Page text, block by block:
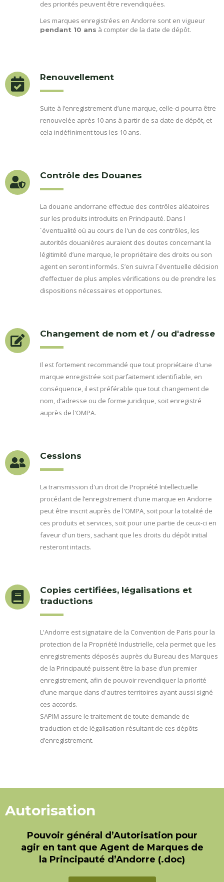
des priorités peuvent être revendiquées.
Les marques enregistrées en Andorre sont en vigueur
pendant 10 ans à compter de la date de dépôt.
Renouvellement
Suite à l’enregistrement d’une marque, celle-ci pourra être
renouvelée après 10 ans à partir de sa date de dépôt, et
cela indéfiniment tous les 10 ans.
Contrôle des Douanes
La douane andorrane effectue des contrôles aléatoires
sur les produits introduits en Principauté. Dans l
´éventualité où au cours de l'un de ces contrôles, les
autorités douanières auraient des doutes concernant la
légitimité d’une marque, le propriétaire des droits ou son
agent en seront informés. S’en suivra l´éventuelle décision
d’effectuer de plus amples vérifications ou de prendre les
dispositions nécessaires et opportunes.
Changement de nom et / ou d'adresse
Il est fortement recommandé que tout propriétaire d'une
marque enregistrée soit parfaitement identifiable, en
conséquence, il est préférable que tout changement de
nom, d’adresse ou de forme juridique, soit enregistré
auprès de l'OMPA.
Cessions
La transmission d'un droit de Propriété Intellectuelle
procédant de l’enregistrement d’une marque en Andorre
peut être inscrit auprès de l'OMPA, soit pour la totalité de
ces produits et services, soit pour une partie de ceux-ci en
faveur d'un tiers, sachant que les droits du dépôt initial
resteront intacts.
Copies certifiées, légalisations et
traductions
L'Andorre est signataire de la Convention de Paris pour la
protection de la Propriété Industrielle, cela permet que les
enregistrements déposés auprès du Bureau des Marques
de la Principauté puissent être la base d’un premier
enregistrement, afin de pouvoir revendiquer la priorité
d’une marque dans d'autres territoires ayant aussi signé
ces accords.
SAPIM assure le traitement de toute demande de
traduction et de légalisation résultant de ces dépôts
d’enregistrement.
Autorisation
Pouvoir général d’Autorisation pour
agir en tant que Agent de Marques de
la Principauté d’Andorre (.doc)